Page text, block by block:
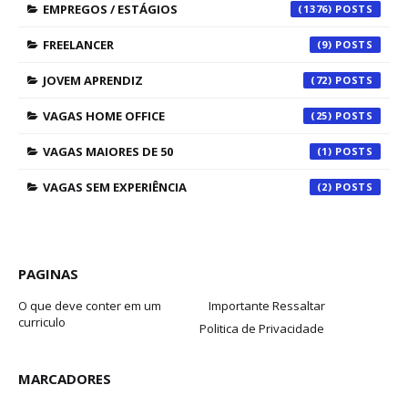
EMPREGOS / ESTÁGIOS (1376)
FREELANCER (9)
JOVEM APRENDIZ (72)
VAGAS HOME OFFICE (25)
VAGAS MAIORES DE 50 (1)
VAGAS SEM EXPERIÊNCIA (2)
PAGINAS
O que deve conter em um
curriculo
Importante Ressaltar
Politica de Privacidade
MARCADORES